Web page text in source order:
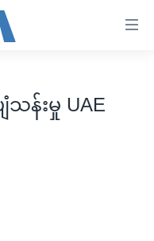
သန်းမှု UAE